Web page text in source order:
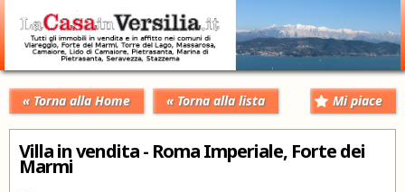
« Torna alla Home « Torna alla lista Mi piace
Villa in vendita - Roma Imperiale, Forte dei
Marmi